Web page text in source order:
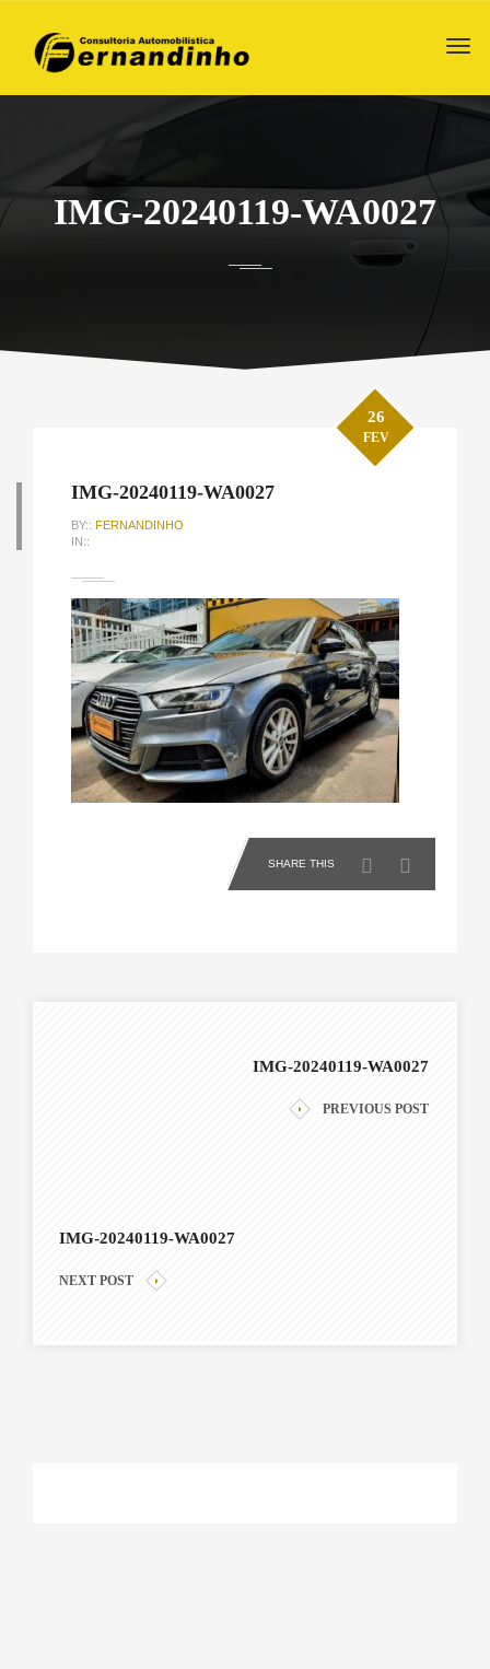
IMG-20240119-WA0027
IMG-20240119-WA0027
BY:: FERNANDINHO
IN::
26
FEV
SHARE THIS
IMG-20240119-WA0027
PREVIOUS POST
IMG-20240119-WA0027
NEXT POST